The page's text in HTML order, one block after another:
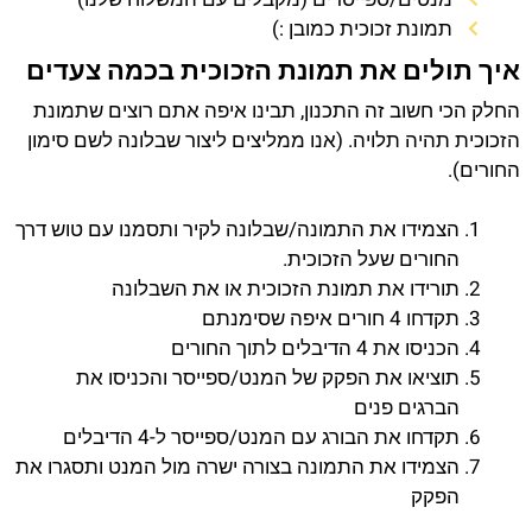
תמונת זכוכית כמובן :)
איך תולים את תמונת הזכוכית בכמה צעדים
החלק הכי חשוב זה התכנון, תבינו איפה אתם רוצים שתמונת
הזכוכית תהיה תלויה. (אנו ממליצים ליצור שבלונה לשם סימון
החורים).
הצמידו את התמונה/שבלונה לקיר ותסמנו עם טוש דרך
החורים שעל הזכוכית.
תורידו את תמונת הזכוכית או את השבלונה
תקדחו 4 חורים איפה שסימנתם
הכניסו את 4 הדיבלים לתוך החורים
תוציאו את הפקק של המנט/ספייסר והכניסו את
הברגים פנים
תקדחו את הבורג עם המנט/ספייסר ל-4 הדיבלים
הצמידו את התמונה בצורה ישרה מול המנט ותסגרו את
הפקק